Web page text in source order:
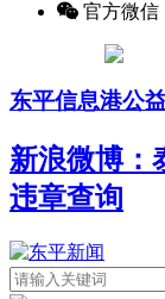
官方微信
东平信息港公
新浪微博：
违章查询